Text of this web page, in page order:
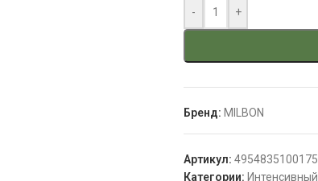
- +
Бренд: MILBON
Артикул:4954835100175
Категории: